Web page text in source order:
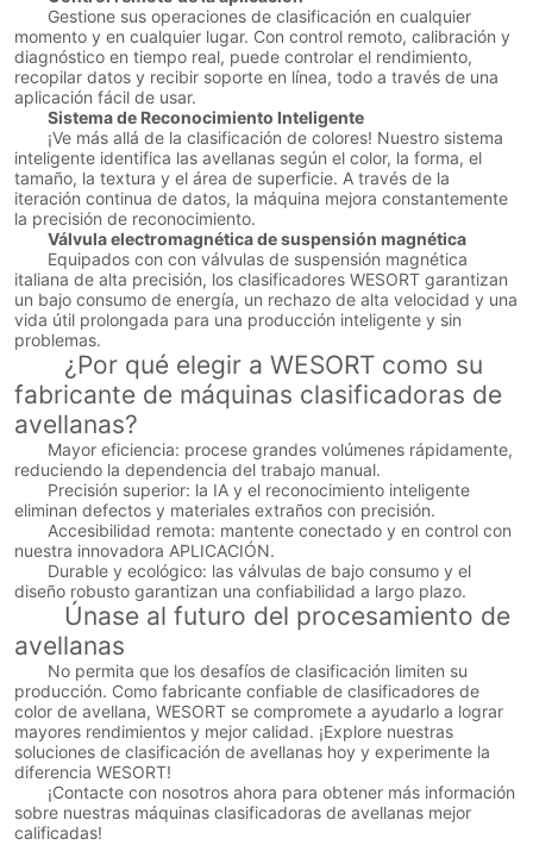
Gestione sus operaciones de clasificación en cualquier
momento y en cualquier lugar. Con control remoto, calibración y
diagnóstico en tiempo real, puede controlar el rendimiento,
recopilar datos y recibir soporte en línea, todo a través de una
aplicación fácil de usar.
Sistema de Reconocimiento Inteligente
¡Ve más allá de la clasificación de colores! Nuestro sistema
inteligente identifica las avellanas según el color, la forma, el
tamaño, la textura y el área de superficie. A través de la
iteración continua de datos, la máquina mejora constantemente
la precisión de reconocimiento.
Válvula electromagnética de suspensión magnética
Equipados con con válvulas de suspensión magnética
italiana de alta precisión, los clasificadores WESORT garantizan
un bajo consumo de energía, un rechazo de alta velocidad y una
vida útil prolongada para una producción inteligente y sin
problemas.
¿Por qué elegir a WESORT como su
fabricante de máquinas clasificadoras de
avellanas?
Mayor eficiencia: procese grandes volúmenes rápidamente,
reduciendo la dependencia del trabajo manual.
Precisión superior: la IA y el reconocimiento inteligente
eliminan defectos y materiales extraños con precisión.
Accesibilidad remota: mantente conectado y en control con
nuestra innovadora APLICACIÓN.
Durable y ecológico: las válvulas de bajo consumo y el
diseño robusto garantizan una confiabilidad a largo plazo.
Únase al futuro del procesamiento de
avellanas
No permita que los desafíos de clasificación limiten su
producción. Como fabricante confiable de clasificadores de
color de avellana, WESORT se compromete a ayudarlo a lograr
mayores rendimientos y mejor calidad. ¡Explore nuestras
soluciones de clasificación de avellanas hoy y experimente la
diferencia WESORT!
¡Contacte con nosotros ahora para obtener más información
sobre nuestras máquinas clasificadoras de avellanas mejor
calificadas!